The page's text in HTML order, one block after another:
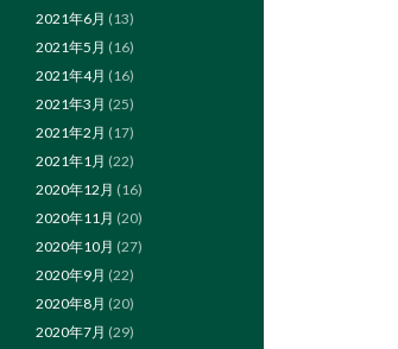
2021年6月 (13)
2021年5月 (16)
2021年4月 (16)
2021年3月 (25)
2021年2月 (17)
2021年1月 (22)
2020年12月 (16)
2020年11月 (20)
2020年10月 (27)
2020年9月 (22)
2020年8月 (20)
2020年7月 (29)